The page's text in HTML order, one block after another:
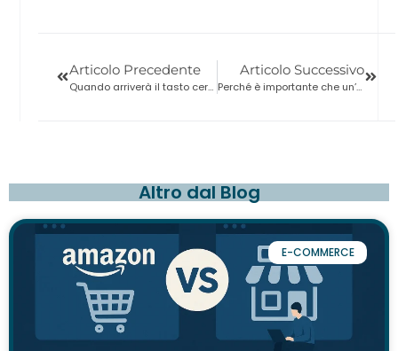
Articolo Precedente
Quando arriverà il tasto cerca nelle stories di Instagram?
Articolo Successivo
Perché è importante che un’impresa locale investa in un e-commerce personalizzato
Altro dal Blog
E-COMMERCE